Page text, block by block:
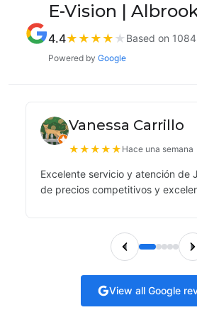
E-Vision |
4.4★ ★ ★ ★ ★ Based on
Powered by Google
Vanessa Carrillo
★★★★★ Hace una semana
Excelente servicio y atención de
de precios competitivos y
View all Google